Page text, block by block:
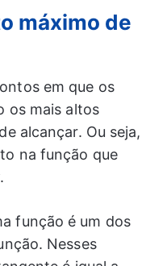
máximo de
em que os
os mais altos
alcançar. Ou seja,
na função que
.
função é um dos
Nesses